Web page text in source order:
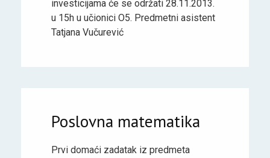
investicijama će se održati 28.11.2013.
u 15h u učionici O5. Predmetni asistent
Tatjana Vučurević
Poslovna matematika
Prvi domaći zadatak iz predmeta